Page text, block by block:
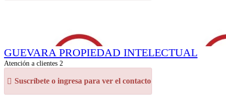
GUEVARA PROPIEDAD INTELECTUAL
Atención a clientes 2
Suscríbete o ingresa para ver el contacto